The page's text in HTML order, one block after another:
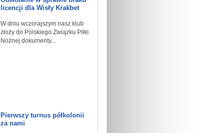
licencji dla Wisły Krakbet
W dniu wczorajszym nasz klub
złoży do Polskiego Związku Piłki
Nożnej dokumenty...
Pierwszy turnus półkolonii
za nami